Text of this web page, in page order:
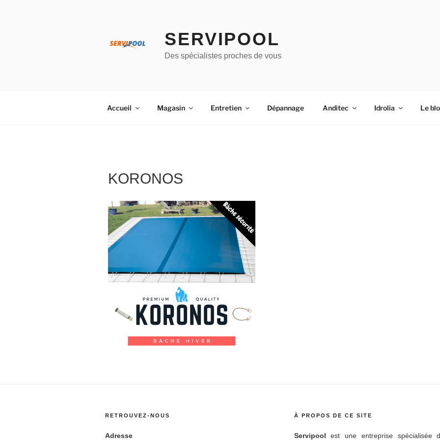
SERVIPOOL
Des spécialistes proches de vous
Accueil Magasin Entretien Dépannage Anditec Idrolia Le
KORONOS
RETROUVEZ-NOUS
Adresse
À PROPOS DE CE SITE
Servipool est une entreprise spécialisée